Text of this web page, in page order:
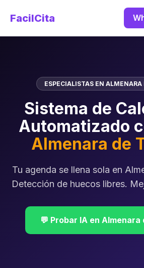
FacilCita
ESPECIALISTAS EN ALMENARA
Sistema de
Automatizado
Almenara de
Tu agenda se llena sola en
Detección de huecos libres.
💬 Probar IA en Almenara